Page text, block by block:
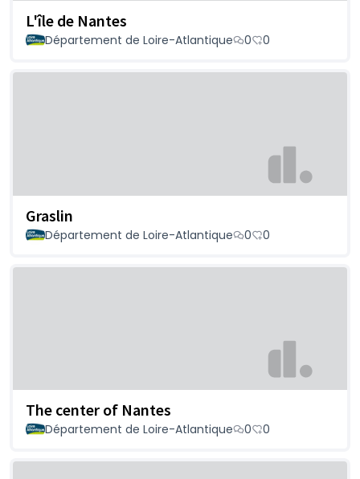
L'île de Nantes
Département de Loire-Atlantique 0 0
Graslin
Département de Loire-Atlantique 0 0
The center of Nantes
Département de Loire-Atlantique 0 0